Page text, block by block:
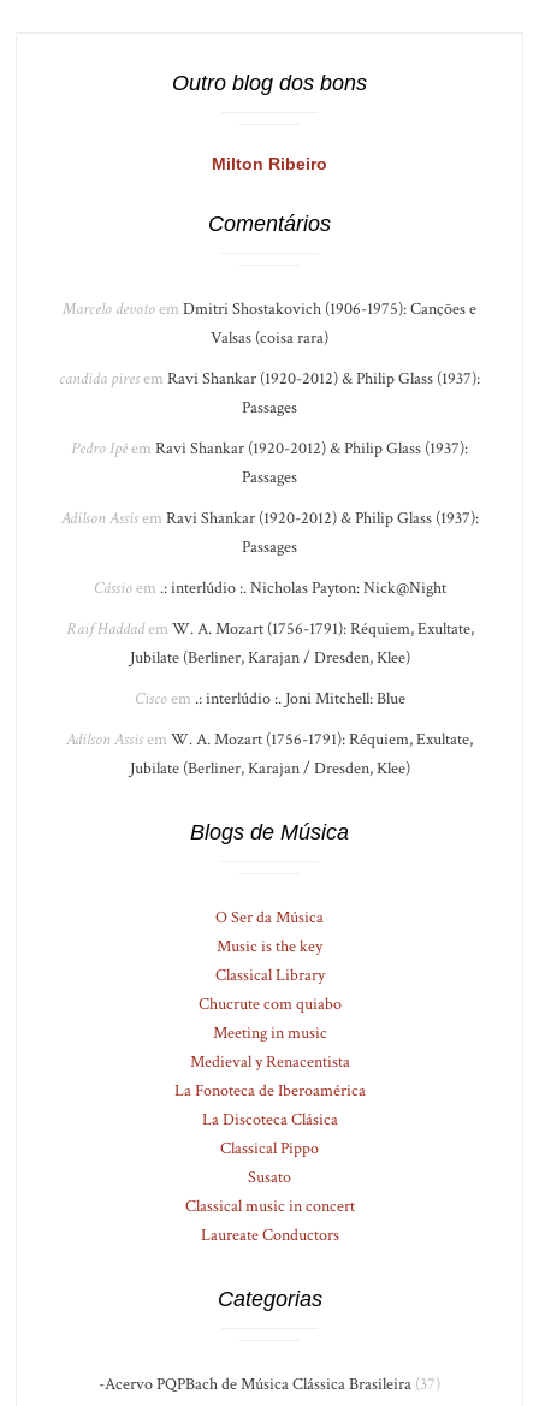
Outro blog dos bons
Milton Ribeiro
Comentários
Marcelo devotoem Dmitri Shostakovich (1906-1975): Canções e
Valsas (coisa rara)
candida piresem Ravi Shankar (1920-2012) & Philip Glass (1937):
Passages
Pedro Ipêem Ravi Shankar (1920-2012) & Philip Glass (1937):
Passages
Adilson Assisem Ravi Shankar (1920-2012) & Philip Glass (1937):
Passages
Cássioem .: interlúdio :. Nicholas Payton: Nick@Night
Raif Haddadem W. A. Mozart (1756-1791): Réquiem, Exultate,
Jubilate (Berliner, Karajan / Dresden, Klee)
Ciscoem .: interlúdio :. Joni Mitchell: Blue
Adilson Assisem W. A. Mozart (1756-1791): Réquiem, Exultate,
Jubilate (Berliner, Karajan / Dresden, Klee)
Blogs de Música
O Ser da Música
Music is the key
Classical Library
Chucrute com quiabo
Meeting in music
Medieval y Renacentista
La Fonoteca de Iberoamérica
La Discoteca Clásica
Classical Pippo
Susato
Classical music in concert
Laureate Conductors
Categorias
-Acervo PQPBach de Música Clássica Brasileira (37)